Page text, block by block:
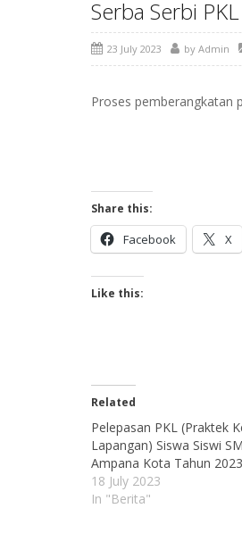
Serba Serbi
23 July 2023 by Admin
Proses pemberangkatan
Share this:
Facebook X
Like this:
Related
Pelepasan PKL (Praktek
Lapangan) Siswa Siswi
Ampana Kota Tahun 2023
18 July 2023
In "Berita"